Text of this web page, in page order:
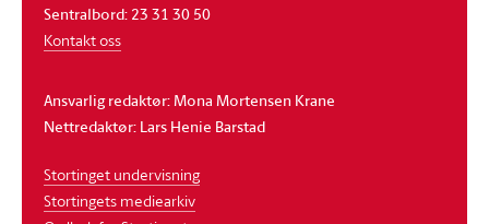
Sentralbord: 23 31 30 50
Kontakt oss
Ansvarlig redaktør: Mona Mortensen Krane
Nettredaktør: Lars Henie Barstad
Stortinget undervisning
Stortingets mediearkiv